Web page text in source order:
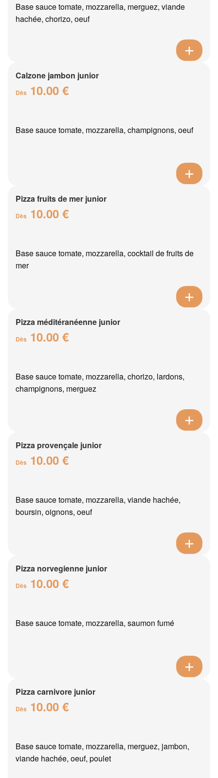
Base sauce tomate, mozzarella, merguez, viande
hachée, chorizo, oeuf
Calzone jambon junior
Dès 10.00 €
Base sauce tomate, mozzarella, champignons, oeuf
Pizza fruits de mer junior
Dès 10.00 €
Base sauce tomate, mozzarella, cocktail de fruits de
mer
Pizza méditéranéenne junior
Dès 10.00 €
Base sauce tomate, mozzarella, chorizo, lardons,
champignons, merguez
Pizza provençale junior
Dès 10.00 €
Base sauce tomate, mozzarella, viande hachée,
boursin, oignons, oeuf
Pizza norvegienne junior
Dès 10.00 €
Base sauce tomate, mozzarella, saumon fumé
Pizza carnivore junior
Dès 10.00 €
Base sauce tomate, mozzarella, merguez, jambon,
viande hachée, oeuf, poulet